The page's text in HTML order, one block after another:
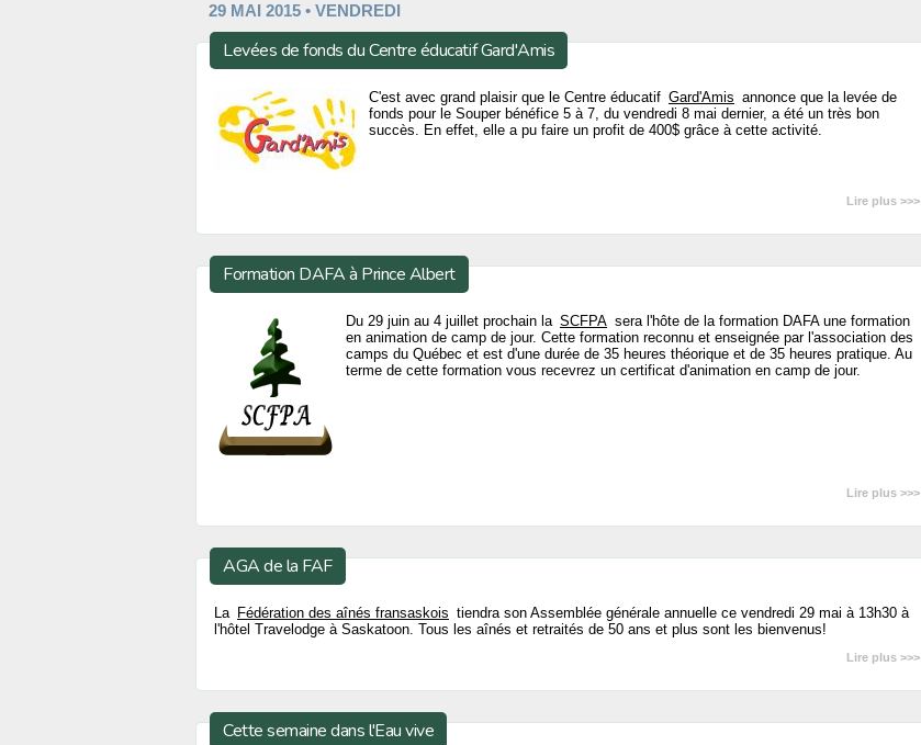
29 MAI 2015 • VENDREDI
Levées de fonds du Centre éducatif Gard'Amis
C'est avec grand plaisir que le Centre éducatif Gard'Amis annonce que la levée de
fonds pour le Souper bénéfice 5 à 7, du vendredi 8 mai dernier, a été un très bon
succès. En effet, elle a pu faire un profit de 400$ grâce à cette activité.
Lire plus >>>
Formation DAFA à Prince Albert
Du 29 juin au 4 juillet prochain la SCFPA sera l'hôte de la formation DAFA une formation
en animation de camp de jour. Cette formation reconnu et enseignée par l'association des
camps du Québec et est d'une durée de 35 heures théorique et de 35 heures pratique. Au
terme de cette formation vous recevrez un certificat d'animation en camp de jour.
Lire plus >>>
AGA de la FAF
La Fédération des aînés fransaskois tiendra son Assemblée générale annuelle ce vendredi 29 mai à 13h30 à
l'hôtel Travelodge à Saskatoon. Tous les aînés et retraités de 50 ans et plus sont les bienvenus!
Lire plus >>>
Cette semaine dans l'Eau vive